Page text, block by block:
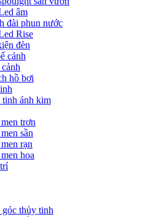
âm
đài phun nước
Rise
đèn
cảnh
hồ bơi
ánh kim
trơn
sần
rạn
hoa
góc thủy tinh